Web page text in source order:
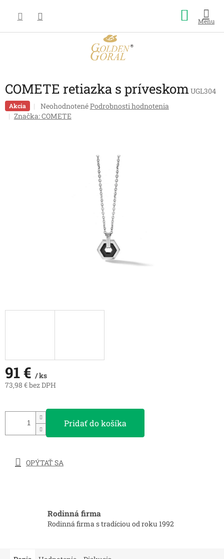
obsah
košík
COMETE retiazka s príveskomUGL304
Akcia
Priemerné
hodnotenie
NeohodnotenéPodrobnosti hodnotenia
Značka:COMETE
91 € / ks
73,98 € bez DPH
Pridať do košíka
OPÝTAŤ SA
Rodinná firma
Rodinná firma s tradíciou od roku 1992